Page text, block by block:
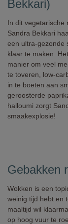
Bekkari)
In dit vegetarische
Sandra Bekkari
een ultra-gezonde
klaar te maken.
manier om veel
te toveren, low-
in te boeten aan
geroosterde
halloumi zorgt
smaakexplosie!
Gebakken
Wokken is een
weinig tijd hebt en
maaltijd wil
op hoog vuur te